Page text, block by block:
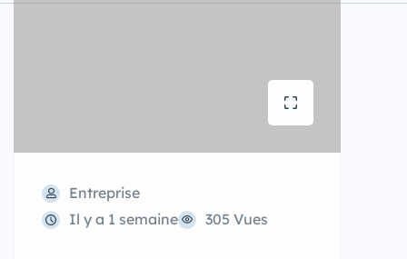
Entreprise
Il y a 1 semaine
305 Vues